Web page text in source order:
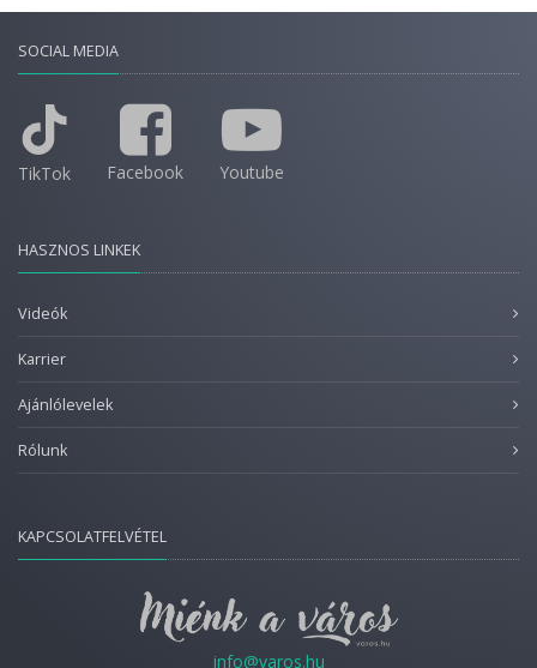
SOCIAL MEDIA
TikTok Facebook Youtube
HASZNOS LINKEK
Videók
Karrier
Ajánlólevelek
Rólunk
KAPCSOLATFELVÉTEL
info@varos.hu